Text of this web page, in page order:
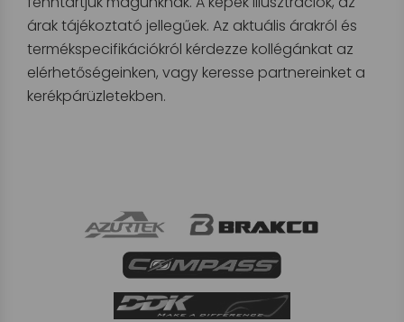
árak tájékoztató jellegűek. Az aktuális árakról és
termékspecifikációkról kérdezze kollégánkat az
elérhetőségeinken, vagy keresse partnereinket a
kerékpárüzletekben.